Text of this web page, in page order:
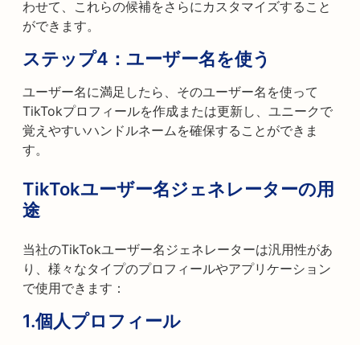
わせて、これらの候補をさらにカスタマイズすること
ができます。
ステップ4：ユーザー名を使う
ユーザー名に満足したら、そのユーザー名を使って
TikTokプロフィールを作成または更新し、ユニークで
覚えやすいハンドルネームを確保することができま
す。
TikTokユーザー名ジェネレーターの用
途
当社のTikTokユーザー名ジェネレーターは汎用性があ
り、様々なタイプのプロフィールやアプリケーション
で使用できます：
1.個人プロフィール